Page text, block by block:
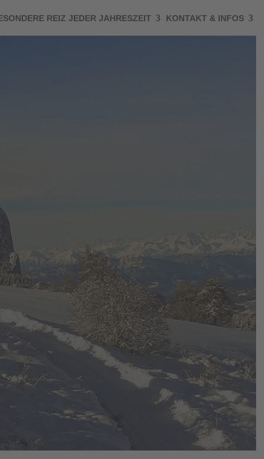
REIZ JEDER JAHRESZEIT KONTAKT & INFOS